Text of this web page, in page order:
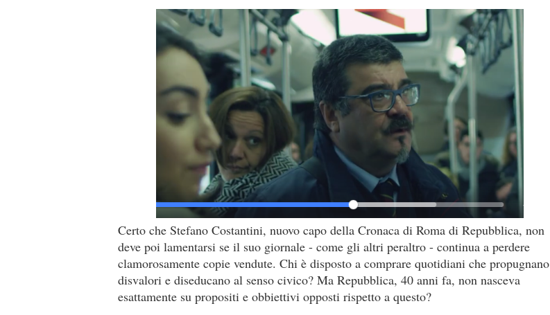
Certo che Stefano Costantini, nuovo capo della Cronaca di Roma di Repubblica, non
deve poi lamentarsi se il suo giornale - come gli altri peraltro - continua a perdere
clamorosamente copie vendute. Chi è disposto a comprare quotidiani che propugnano
disvalori e diseducano al senso civico? Ma Repubblica, 40 anni fa, non nasceva
esattamente su propositi e obbiettivi opposti rispetto a questo?